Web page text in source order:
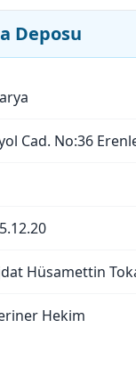
Deposu
Cad. No:36
Hüsamettin
Hekim